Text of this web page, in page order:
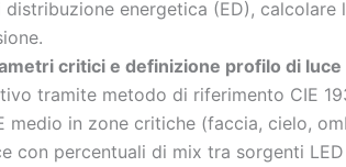
distribuzione energetica (ED), calcolare
critici e definizione profilo di luce
tramite metodo di riferimento CIE
medio in zone critiche (faccia, cielo,
con percentuali di mix tra sorgenti